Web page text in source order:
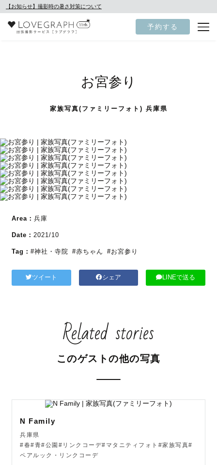
【お知らせ】撮影時の暑さ対策について
予約する
お宮参り
家族写真(ファミリーフォト) 兵庫県
Area： 兵庫
Date： 2021/10
Tag： #神社・寺院 #赤ちゃん #お宮参り
ツイート シェア LINEで送る
Related stories
このゲストの他の写真
N Family
兵庫県
#春#青#公園#リンクコーデ#マタニティフォト#家族写真#
ペアルック・リンクコーデ